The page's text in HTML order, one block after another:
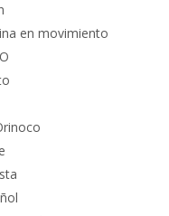
en movimiento